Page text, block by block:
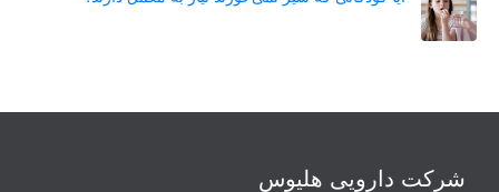
شرکت دارویی هلیوس